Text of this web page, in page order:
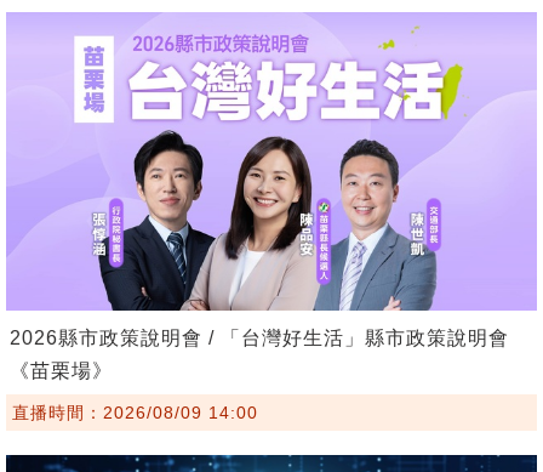
2026縣市政策說明會 / 「台灣好生活」縣市政策說明會
《苗栗場》
直播時間：2026/08/09 14:00